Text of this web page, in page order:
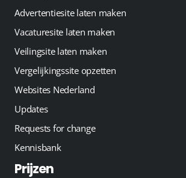
Advertentiesite laten maken
Vacaturesite laten maken
Veilingsite laten maken
Vergelijkingssite opzetten
Websites Nederland
Updates
Requests for change
Kennisbank
Prijzen